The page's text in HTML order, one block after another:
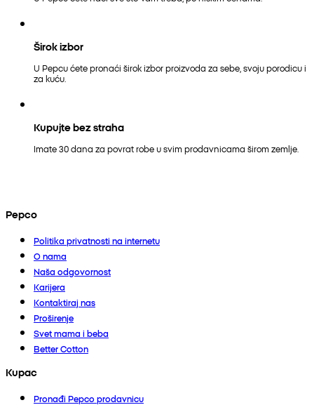
Širok izbor
U Pepcu ćete pronaći širok izbor proizvoda za sebe, svoju porodicu i
za kuću.
Kupujte bez straha
Imate 30 dana za povrat robe u svim prodavnicama širom zemlje.
Pepco
Politika privatnosti na internetu
O nama
Naša odgovornost
Karijera
Kontaktiraj nas
Proširenje
Svet mama i beba
Better Cotton
Kupac
Pronađi Pepco prodavnicu